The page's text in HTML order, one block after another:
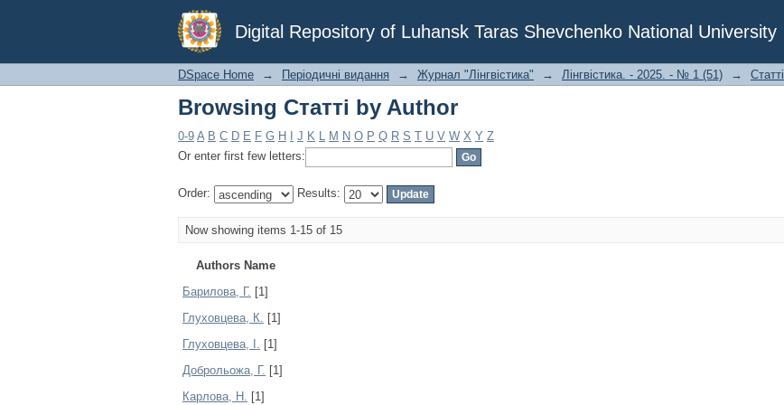
Digital Repository of Luhansk Taras Shevchenko National University
Browsing Статті by Author
DSpace Home → Періодичні видання → Журнал "Лінгвістика" → Лінгвістика. - 2025. - № 1 (51) → Статті
Browsing Статті by Author
0-9 A B C D E F G H J K L M N O P Q R S T U V W X Y Z
Or enter first few letters:
Order: Results:
Now showing items 1-15 of 15
Authors Name
Барилова, Г. [1]
Глуховцева, К. [1]
Глуховцева, І. [1]
Доброльожа, Г. [1]
Карлова, Н. [1]